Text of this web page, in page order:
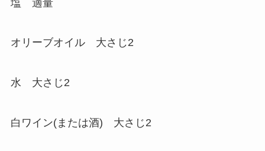
塩 適量
オリーブオイル 大さじ2
水 大さじ2
白ワイン(または酒) 大さじ2